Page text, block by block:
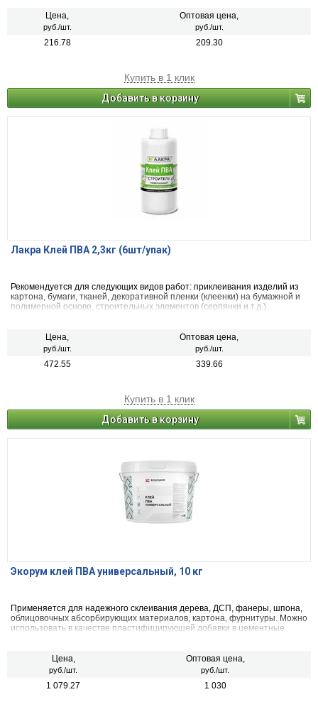
Цена,
руб./шт.
Оптовая цена,
руб./шт.
216.78 209.30
Купить в 1 клик
Добавить в корзину
Лакра Клей ПВА 2,3кг (6шт/упак)
Рекомендуется для следующих видов работ: приклеивания изделий из
картона, бумаги, тканей, декоративной пленки (клеенки) на бумажной и
полимерной основе, строительных элементов (серпянки и т.д.),
Цена,
руб./шт.
Оптовая цена,
руб./шт.
472.55 339.66
Купить в 1 клик
Добавить в корзину
Экорум клей ПВА универсальный, 10 кг
Применяется для надежного склеивания дерева, ДСП, фанеры, шпона,
облицовочных абсорбирующих материалов, картона, фурнитуры. Можно
использовать в качестве пластифицирующей добавки в цементные
Цена,
руб./шт.
Оптовая цена,
руб./шт.
1 079.27 1 030